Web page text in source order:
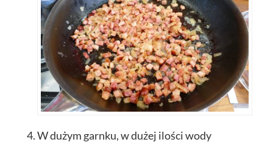
W dużym garnku, w dużej ilości wody